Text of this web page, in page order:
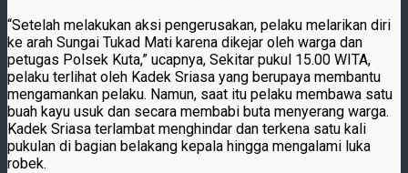
“Setelah melakukan aksi pengerusakan, pelaku melarikan diri
ke arah Sungai Tukad Mati karena dikejar oleh warga dan
petugas Polsek Kuta,” ucapnya, Sekitar pukul 15.00 WITA,
pelaku terlihat oleh Kadek Sriasa yang berupaya membantu
mengamankan pelaku. Namun, saat itu pelaku membawa satu
buah kayu usuk dan secara membabi buta menyerang warga.
Kadek Sriasa terlambat menghindar dan terkena satu kali
pukulan di bagian belakang kepala hingga mengalami luka
robek.